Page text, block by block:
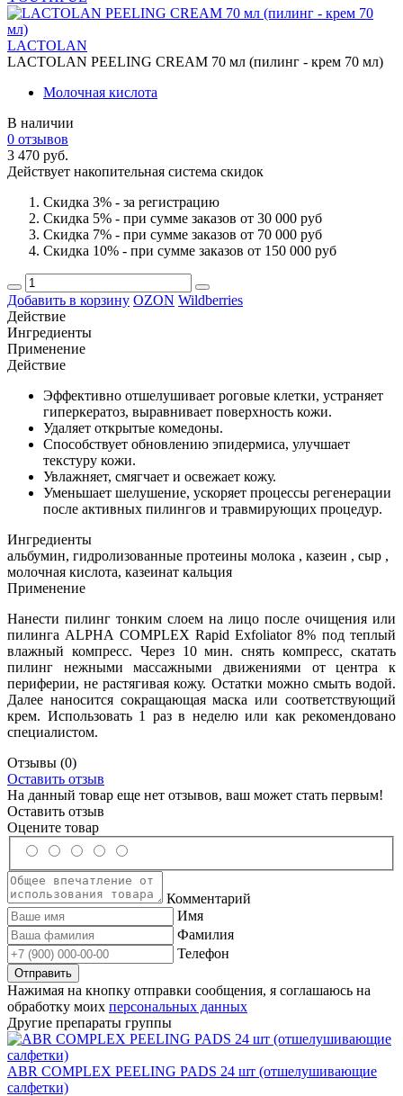
LACTOLAN
LACTOLAN PEELING CREAM 70 мл (пилинг - крем 70 мл)
Молочная кислота
В наличии
0 отзывов
3 470 руб.
Действует накопительная система скидок
Скидка 3% - за регистрацию
Скидка 5% - при сумме заказов от 30 000 руб
Скидка 7% - при сумме заказов от 70 000 руб
Скидка 10% - при сумме заказов от 150 000 руб
Добавить в корзину OZON Wildberries
Действие
Ингредиенты
Применение
Действие
Эффективно отшелушивает роговые клетки, устраняет
гиперкератоз, выравнивает поверхность кожи.
Удаляет открытые комедоны.
Способствует обновлению эпидермиса, улучшает
текстуру кожи.
Увлажняет, смягчает и освежает кожу.
Уменьшает шелушение, ускоряет процессы регенерации
после активных пилингов и травмирующих процедур.
Ингредиенты
альбумин, гидролизованные протеины молока , казеин , сыр ,
молочная кислота, казеинат кальция
Применение
Нанести пилинг тонким слоем на лицо после очищения или
пилинга ALPHA СOMPLEX Rapid Exfoliator 8% под теплый
влажный компресс. Через 10 мин. снять компресс, скатать
пилинг нежными массажными движениями от центра к
периферии, не растягивая кожу. Остатки можно смыть водой.
Далее наносится сокращающая маска или соответствующий
крем. Использовать 1 раз в неделю или как рекомендовано
специалистом.
Отзывы (0)
Оставить отзыв
На данный товар еще нет отзывов, ваш может стать первым!
Оставить отзыв
Оцените товар
Комментарий
Имя
Фамилия
Телефон
Нажимая на кнопку отправки сообщения, я соглашаюсь на
обработку моих персональных данных
Другие препараты группы
ABR COMPLEX PEELING PADS 24 шт (отшелушивающие
салфетки)